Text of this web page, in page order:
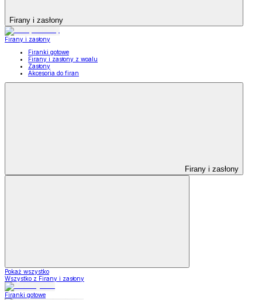
Firany i zasłony
Firany i zasłony
Firanki gotowe
Firany i zasłony z woalu
Zasłony
Akcesoria do firan
Firany i zasłony
Pokaż wszystko
Wszystko z Firany i zasłony
Firanki gotowe